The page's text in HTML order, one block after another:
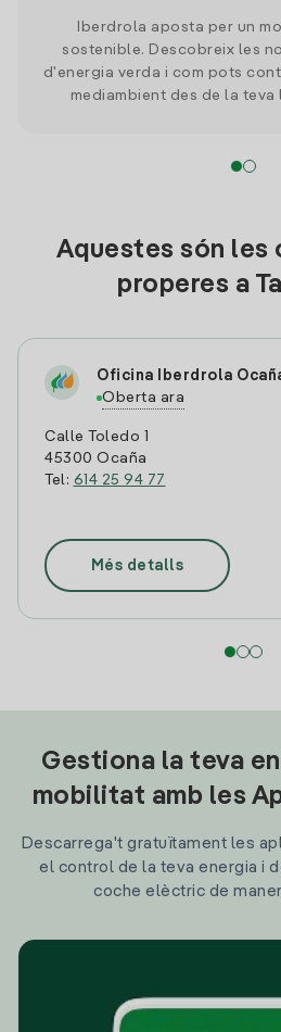
Iberdrola aposta per un
sostenible. Descobreix les
d'energia verda i com pots
mediambient des de la teva
Aquestes són les
properes a
Oficina Iberdrola
Oberta ara
Calle Toledo 1
45300 Ocaña
Tel: 614 25 94 77
Més detalls
Gestiona la teva
mobilitat amb les
Descarrega't gratuïtament les
el control de la teva energia i
coche elèctric de